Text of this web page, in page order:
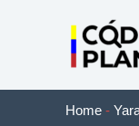
Home -